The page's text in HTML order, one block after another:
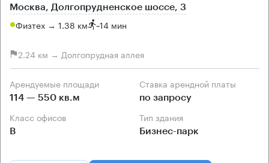
Москва, Долгопрудненское шоссе, 3
Физтех → 1.38 км ~14 мин
2.24 км → Долгопрудная аллея
Арендуемые площади
114 — 550 кв.м
Ставка арендной платы
по запросу
Класс офисов
B
Тип здания
Бизнес-парк